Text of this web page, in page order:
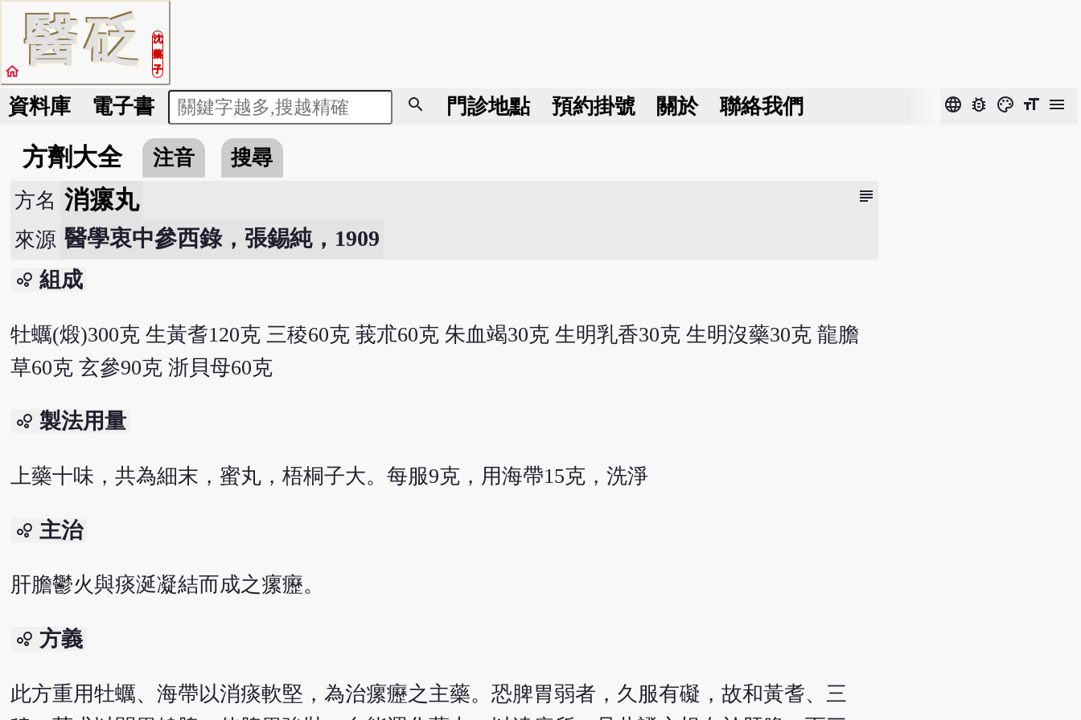
醫砭
沈
藥
子
home
資料庫 電子書 search 門診地點 預約掛號 關於 聯絡我們 language bug_report color_lens format_size menu
方劑大全 注音 搜尋
subject
方名 消瘰丸
來源 醫學衷中參西錄，張錫純，1909
bubble_chart 組成
牡蠣(煅)300克 生黃耆120克 三稜60克 莪朮60克 朱血竭30克 生明乳香30克 生明沒藥30克 龍膽
草60克 玄參90克 浙貝母60克
bubble_chart 製法用量
上藥十味，共為細末，蜜丸，梧桐子大。每服9克，用海帶15克，洗淨
bubble_chart 主治
肝膽鬱火與痰涎凝結而成之瘰癧。
bubble_chart 方義
此方重用牡蠣、海帶以消痰軟堅，為治瘰癧之主藥。恐脾胃弱者，久服有礙，故和黃耆、三